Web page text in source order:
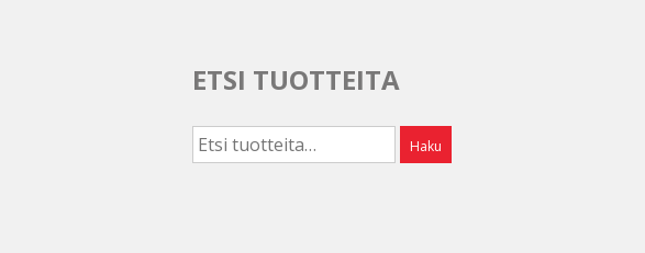
ETSI TUOTTEITA
Etsi: Haku